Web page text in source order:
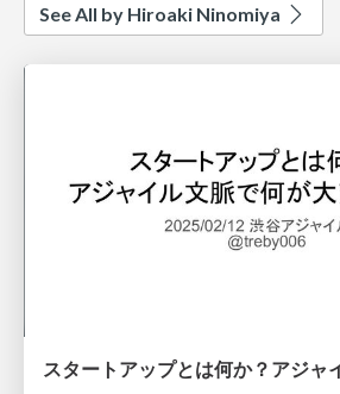
See All by Hiroaki Ninomiya